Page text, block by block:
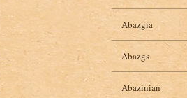
Abazgia
Abazgs
Abazinian